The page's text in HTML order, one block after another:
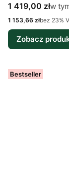
Cena brutto
1 419,00 złw
w
Cena netto
1 153,66 złbez 23%
Zobacz
Bestseller